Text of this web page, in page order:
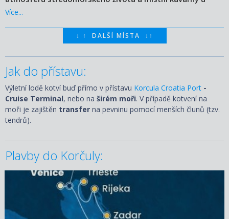
přístavu.
Více...
↓ ↑ DALŠÍ MÍSTA ↓ ↑
Jak do přístavu:
Výletní lodě kotví buď přímo v přístavu Korcula Croatia Port -
Cruise Terminal, nebo na širém moři. V případě kotvení na
moři je zajištěn transfer na pevninu pomocí menších člunů (tzv.
tendrů).
Plavby do Korčuly:
25.09.2027 – 02.10.2027